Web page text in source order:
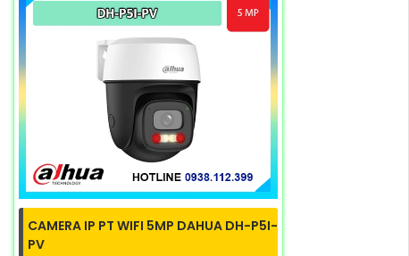
CAMERA IP PT WIFI 5MP DAHUA DH-P5I-
PV